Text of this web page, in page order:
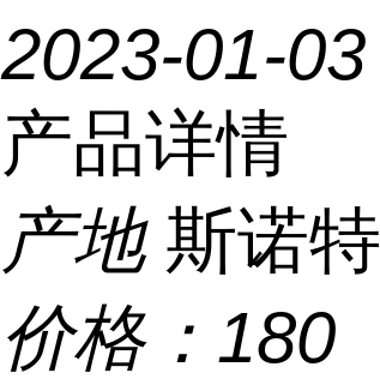
2023-01-03
产品详情
产地 斯诺特
价格： 180